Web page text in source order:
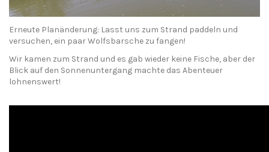
Erneute Planänderung: Lasst uns zum Strand paddeln und
versuchen, ein paar Wolfsbarsche zu fangen!
Wir kamen zum Strand und es gab wieder keine Fische, aber der
Blick auf den Sonnenuntergang machte das Abenteuer
lohnenswert!